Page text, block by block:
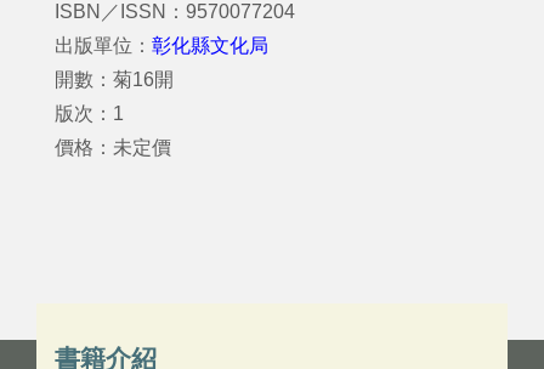
ISBN／ISSN：9570077204
出版單位： 彰化縣文化局
開數：菊16開
版次：1
價格：未定價
書籍介紹